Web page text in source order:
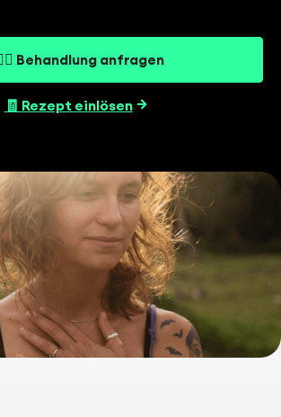
Behandlung anfragen
🧾 Rezept einlösen